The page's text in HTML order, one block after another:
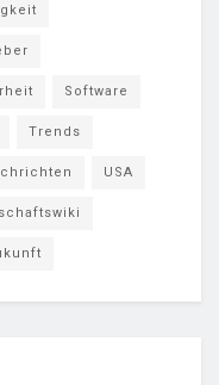
Software
Trends
USA